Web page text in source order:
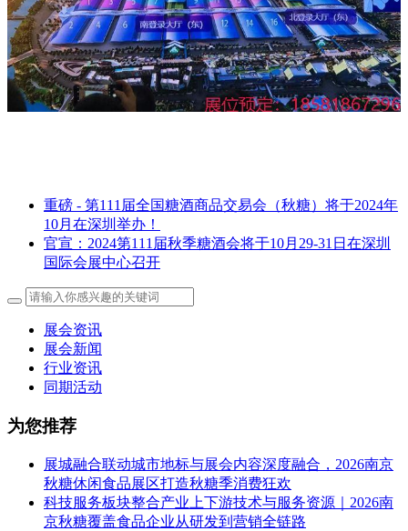
重磅 - 第111届全国糖酒商品交易会（秋糖）将于2024年
10月在深圳举办！
官宣：2024第111届秋季糖酒会将于10月29-31日在深圳
国际会展中心召开
展会资讯
展会新闻
行业资讯
同期活动
为您推荐
展城融合联动城市地标与展会内容深度融合，2026南京
秋糖休闲食品展区打造秋糖季消费狂欢
科技服务板块整合产业上下游技术与服务资源｜2026南
京秋糖覆盖食品企业从研发到营销全链路